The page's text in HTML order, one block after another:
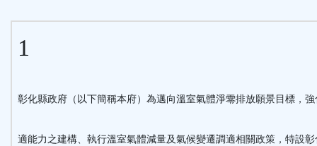
能
按
1
彰化縣政府（以下簡稱本府）為邁向溫室氣體淨零排放願景目標，
適能力之建構、執行溫室氣體減量及氣候變遷調適相關政策，特設